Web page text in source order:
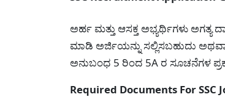
ಅರ್ಹ ಮತ್ತು ಆಸಕ್ತ ಅಭ್ಯರ್ಥಿಗಳು ಅಗತ್ಯ
ಮಾಡಿ ಅರ್ಜಿಯನ್ನು ಸಲ್ಲಿಸಬಹುದು
ಅನುಬಂಧ 5 ರಿಂದ 5A ರ ಸೂಚನೆಗಳ
Required Documents For SSC